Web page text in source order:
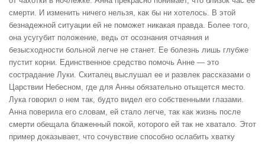
смерти. И изменить ничего нельзя, как бы ни хотелось. В этой
безнадежной ситуации ей не поможет никакая правда. Более того,
она усугубит положение, ведь от осознания отчаяния и
безысходности больной легче не станет. Ее болезнь лишь глубже
пустит корни. Единственное средство помочь Анне — это
сострадание Луки. Скиталец выслушал ее и развлек рассказами о
Царствии Небесном, где для Анны обязательно отыщется место.
Лука говорил о нем так, будто видел его собственными глазами.
Анна поверила его словам, ей стало легче, так как жизнь после
смерти обещала блаженный покой, которого ей так не хватало. Этот
пример доказывает, что сочувствие способно ослабить хватку